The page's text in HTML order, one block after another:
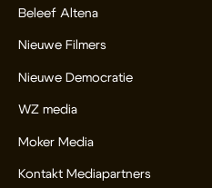
Beleef Altena
Nieuwe Filmers
Nieuwe Democratie
WZ media
Moker Media
Kontakt Mediapartners